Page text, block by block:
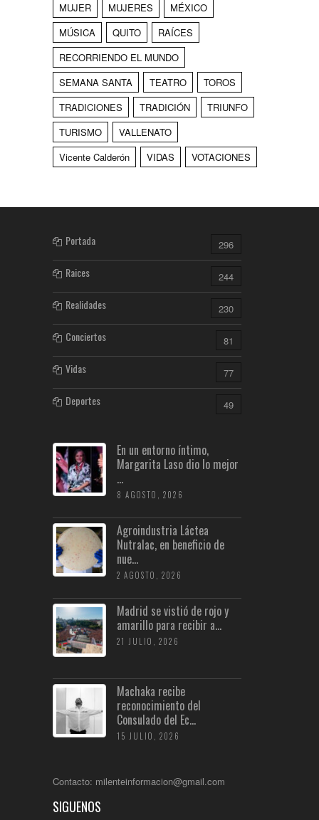
MUJER
MUJERES
MÉXICO
MÚSICA
QUITO
RAÍCES
RECORRIENDO EL MUNDO
SEMANA SANTA
TEATRO
TOROS
TRADICIONES
TRADICIÓN
TRIUNFO
TURISMO
VALLENATO
Vicente Calderón
VIDAS VOTACIONES
Portada 296
Raices 244
Realidades 230
Conciertos 81
Vidas 77
Deportes 49
En un entorno íntimo,
Margarita Laso dio lo mejor
...
8 AGOSTO, 2026
Agroindustria Láctea
Nutralac, en beneficio de
nue...
2 AGOSTO, 2026
Madrid se vistió de rojo y
amarillo para recibir a...
21 JULIO, 2026
Machaka recibe
reconocimiento del
Consulado del Ec...
15 JULIO, 2026
Contacto: milenteinformacion@gmail.com
SIGUENOS